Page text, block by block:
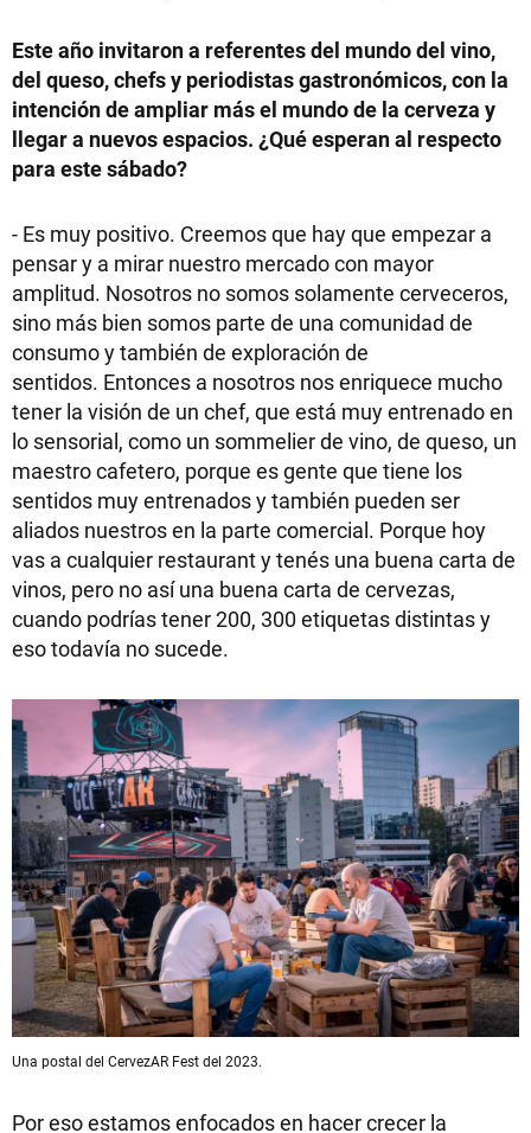
Este año invitaron a referentes del mundo del vino,
del queso, chefs y periodistas gastronómicos, con la
intención de ampliar más el mundo de la cerveza y
llegar a nuevos espacios. ¿Qué esperan al respecto
para este sábado?
- Es muy positivo. Creemos que hay que empezar a
pensar y a mirar nuestro mercado con mayor
amplitud. Nosotros no somos solamente cerveceros,
sino más bien somos parte de una comunidad de
consumo y también de exploración de
sentidos. Entonces a nosotros nos enriquece mucho
tener la visión de un chef, que está muy entrenado en
lo sensorial, como un sommelier de vino, de queso, un
maestro cafetero, porque es gente que tiene los
sentidos muy entrenados y también pueden ser
aliados nuestros en la parte comercial. Porque hoy
vas a cualquier restaurant y tenés una buena carta de
vinos, pero no así una buena carta de cervezas,
cuando podrías tener 200, 300 etiquetas distintas y
eso todavía no sucede.
Una postal del CervezAR Fest del 2023.
Por eso estamos enfocados en hacer crecer la